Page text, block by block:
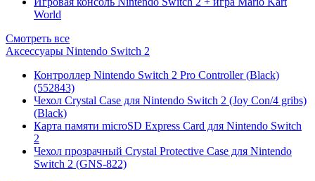
World
Смотреть все
Аксессуары Nintendo Switch 2
Контроллер Nintendo Switch 2 Pro Controller (Black)
(552843)
Чехол Сrystal Сase для Nintendo Switch 2 (Joy Con/4 gribs)
(Black)
Карта памяти microSD Express Card для Nintendo Switch
2
Чехол прозрачный Crystal Protective Case для Nintendo
Switch 2 (GNS-822)